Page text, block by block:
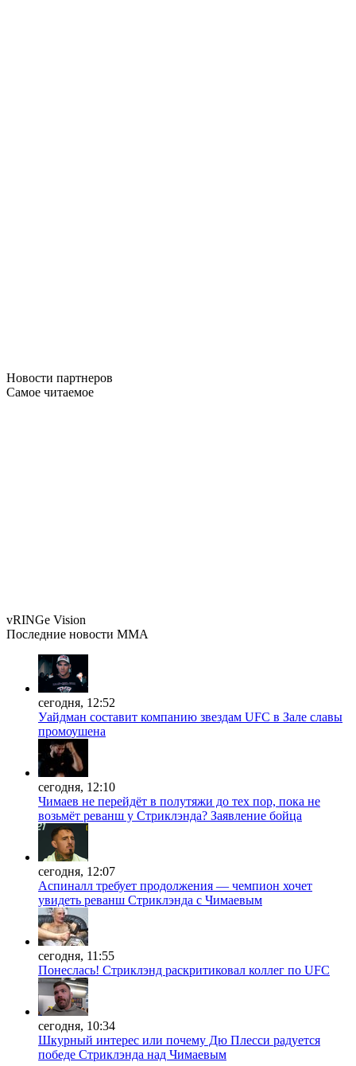
Новости партнеров
Самое читаемое
vRINGe Vision
Последние новости MMA
сегодня, 12:52
Уайдман составит компанию звездам UFC в Зале славы
промоушена
сегодня, 12:10
Чимаев не перейдёт в полутяжи до тех пор, пока не
возьмёт реванш у Стриклэнда? Заявление бойца
сегодня, 12:07
Аспиналл требует продолжения — чемпион хочет
увидеть реванш Стриклэнда с Чимаевым
сегодня, 11:55
Понеслась! Стриклэнд раскритиковал коллег по UFC
сегодня, 10:34
Шкурный интерес или почему Дю Плесси радуется
победе Стриклэнда над Чимаевым